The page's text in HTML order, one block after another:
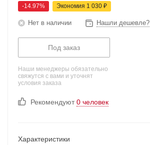
-14.97% Экономия 1 030 ₽
Нет в наличии Нашли дешевле?
Под заказ
Наши менеджеры обязательно
свяжутся с вами и уточнят
условия заказа
Рекомендуют0 человек
Характеристики